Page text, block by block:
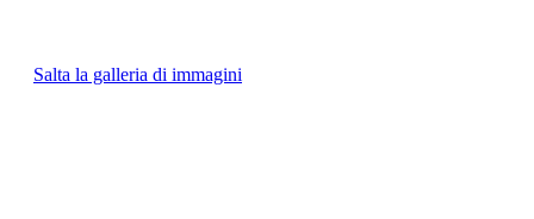
Salta la galleria di immagini